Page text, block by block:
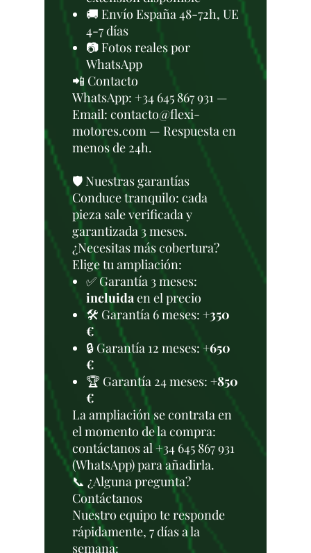
🚚 Envío España 48-72h, UE
4-7 días
📷 Fotos reales por
WhatsApp
📲 Contacto
WhatsApp: +34 645 867 931 —
Email: contacto@flexi-
motores.com — Respuesta en
menos de 24h.
🛡️ Nuestras garantías
Conduce tranquilo: cada
pieza sale verificada y
garantizada 3 meses.
¿Necesitas más cobertura?
Elige tu ampliación:
✅ Garantía 3 meses:
incluidaen el precio
🛠️ Garantía 6 meses: +350
€
🔒 Garantía 12 meses: +650
€
🏆 Garantía 24 meses: +850
€
La ampliación se contrata en
el momento de la compra:
contáctanos al +34 645 867 931
(WhatsApp) para añadirla.
📞 ¿Alguna pregunta?
Contáctanos
Nuestro equipo te responde
rápidamente, 7 días a la
semana: